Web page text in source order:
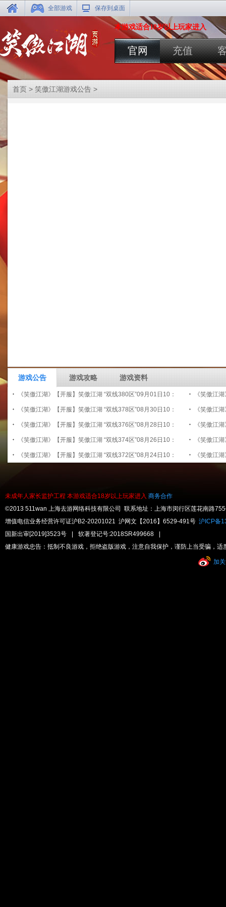
官网 充值
本游戏适合18岁以上玩家进入
首页 > 笑傲江湖游戏公告 >
游戏公告 游戏攻略 游戏资料
《笑傲江湖》【开服】笑傲江湖 “双线380区”09月01日10：
00开启
《笑傲江
00开启
《笑傲江湖》【开服】笑傲江湖 “双线378区”08月30日10：
00开启
《笑傲江
00开启
《笑傲江湖》【开服】笑傲江湖 “双线376区”08月28日10：
00开启
《笑傲江
00开启
《笑傲江湖》【开服】笑傲江湖 “双线374区”08月26日10：
00开启
《笑傲江
00开启
《笑傲江湖》【开服】笑傲江湖 “双线372区”08月24日10： 《笑傲江
未成年人家长监护工程 本游戏适合18岁以上玩家进入 商务合作
©2013 511wan 上海去游网络科技有限公司 联系地址：上海市闵行区莲花南路
增值电信业务经营许可证沪B2-20201021 沪网文【2016】6529-491号 沪ICP备
国新出审[2019]3523号
软著登记号:2018SR499668
健康游戏忠告：抵制不良游戏，拒绝盗版游戏，注意自我保护，谨防上当受骗，
加
全部游戏 保存到桌面